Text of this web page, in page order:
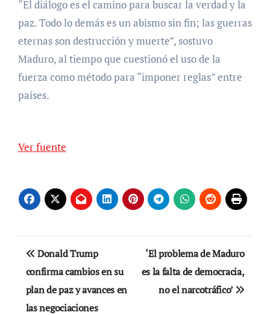
“El diálogo es el camino para buscar la verdad y la
paz. Todo lo demás es un abismo sin fin; las guerras
eternas son destrucción y muerte”, sostuvo
Maduro, al tiempo que cuestionó el uso de la
fuerza como método para “imponer reglas” entre
países.
Ver fuente
Navegación
de
entradas
Donald Trump
confirma cambios en su
plan de paz y avances en
las negociaciones
‘El problema de Maduro
es la falta de democracia,
no el narcotráfico’